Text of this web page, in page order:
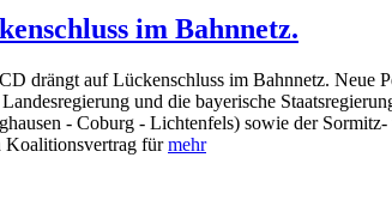
im Bahnnetz.
drängt auf Lückenschluss im Bahnnetz.
und die bayerische
- Coburg - Lichtenfels) sowie der
Koalitionsvertrag fürmehr